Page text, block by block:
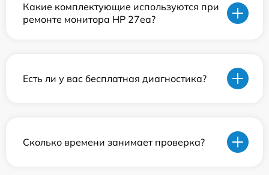
Какие комплектующие используются при
ремонте монитора HP 27ea?
Есть ли у вас бесплатная диагностика?
Сколько времени занимает проверка?